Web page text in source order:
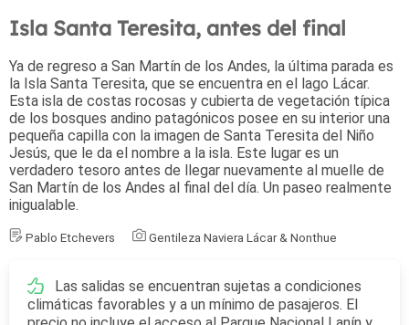
Isla Santa Teresita, antes del final
Ya de regreso a San Martín de los Andes, la última parada es
la Isla Santa Teresita, que se encuentra en el lago Lácar.
Esta isla de costas rocosas y cubierta de vegetación típica
de los bosques andino patagónicos posee en su interior una
pequeña capilla con la imagen de Santa Teresita del Niño
Jesús, que le da el nombre a la isla. Este lugar es un
verdadero tesoro antes de llegar nuevamente al muelle de
San Martín de los Andes al final del día. Un paseo realmente
inigualable.
Pablo Etchevers Gentileza Naviera Lácar & Nonthue
Las salidas se encuentran sujetas a condiciones
climáticas favorables y a un mínimo de pasajeros. El